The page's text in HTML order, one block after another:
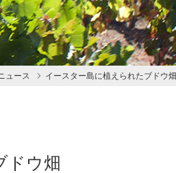
ュース イースター島に植えられたブドウ畑
ドウ畑